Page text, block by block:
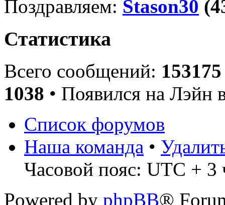
Поздравляем: Stason30
Статистика
Всего сообщений: 153175
1038 • Появился на Лэйн
Список форумов
Наша команда •
Часовой пояс: UTC + 3
Powered by phpBB®